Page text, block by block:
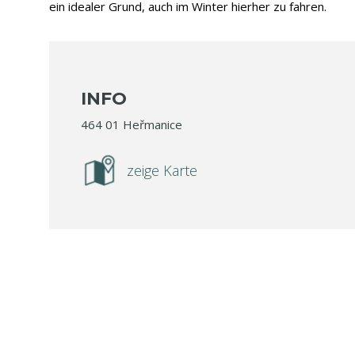
ein idealer Grund, auch im Winter hierher zu fahren.
INFO
464 01 Heřmanice
zeige Karte